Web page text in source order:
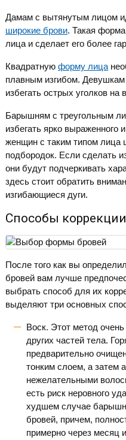
Дамам с вытянутым лицом
широкие брови. Такая
лица и сделает его более
Квадратную форму лица
плавным изгибом.
избегать острых уголков на
Барышням с треугольным
избегать ярко выраженного
женщин с таким типом лица
подбородок. Если сделать
они будут подчеркивать
здесь стоит обратить
изгибающиеся дуги.
Способы коррекции
После того как вы
бровей вам лучше
выбрать способ для их
выделяют три основных
Воск. Этот метод
других частей тела.
предварительно
тонким слоем, а затем
нежелательными
есть риск неровного
худшем случае
бровей, причем,
примерно через месяц